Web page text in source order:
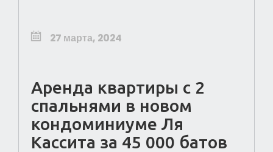
27 марта, 2024
Аренда квартиры с 2
спальнями в новом
кондоминиуме Ля
Кассита за 45 000 батов